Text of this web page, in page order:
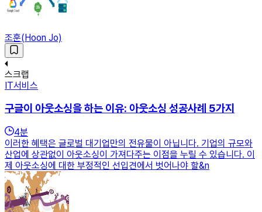
조훈(Hoon Jo)
스크랩
IT서비스
구글이 아웃소싱을 하는 이유: 아웃소싱 성공사례 5가지
4분
이러한 혜택은 글로벌 대기업만의 전유물이 아닙니다. 기업의 규모와
산업에 상관없이 아웃소싱이 가져다주는 이점을 누릴 수 있습니다. 이
제 아웃소싱에 대한 부정적인 선입견에서 벗어나야 할&n